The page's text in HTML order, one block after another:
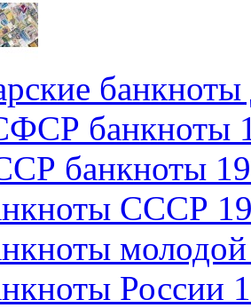
банкноты
банкноты
CCCР
России